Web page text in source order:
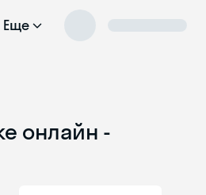
Еще
онлайн -